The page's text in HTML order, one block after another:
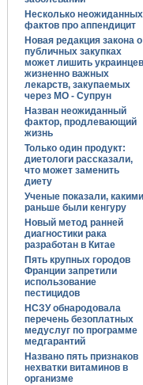
Несколько неожиданных
фактов про аппендицит
Новая редакция закона о
публичных закупках
может лишить украинцев
жизненно важных
лекарств, закупаемых
через МО - Супрун
Назван неожиданный
фактор, продлевающий
жизнь
Только один продукт:
диетологи рассказали,
что может заменить
диету
Ученые показали, какими
раньше были кенгуру
Новый метод ранней
диагностики рака
разработан в Китае
Пять крупных городов
Франции запретили
использование
пестицидов
НСЗУ обнародовала
перечень безоплатных
медуслуг по программе
медгарантий
Названо пять признаков
нехватки витаминов в
организме